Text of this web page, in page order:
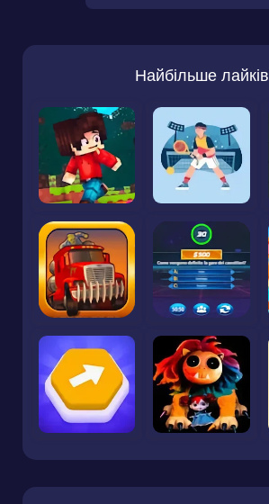
Найбільше лайків